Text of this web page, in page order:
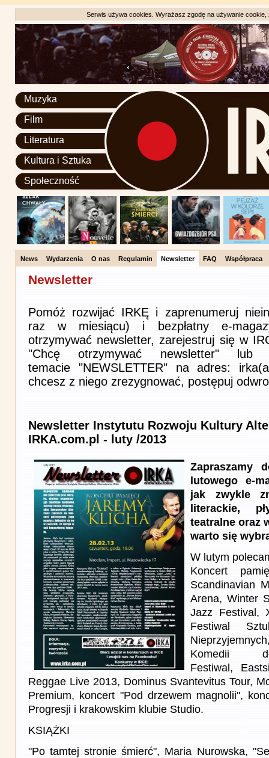
Serwis używa cookies. Wyrażasz zgodę na używanie
Muzyka
Film
Literatura
Kultura i Sztuka
Społeczność
News Wydarzenia O nas Regulamin Newsletter FAQ Współpraca
Newsletter
Pomóż rozwijać IRKĘ i zaprenumeruj
raz w miesiącu) i bezpłatny e-
otrzymywać newsletter, zarejestruj się w
"Chcę otrzymywać newsletter"
temacie "NEWSLETTER" na adres:
chcesz z niego zrezygnować, postępuj
Newsletter Instytutu Rozwoju Kultury
IRKA.com.pl - luty /2013
Zapraszamy
lutowego e-
jak zwykle
literackie,
teatralne oraz
warto się
W lutym
Koncert
Scandinavian
Arena, Winter
Jazz Festival,
Festiwal
Komedii
Festiwal,
Reggae Live 2013, Dominus Svantevitus Tour,
Premium, koncert "Pod drzewem magnolii",
Progresji i krakowskim klubie Studio.
KSIĄŻKI
"Po tamtej stronie śmierć", Maria Nurowska,